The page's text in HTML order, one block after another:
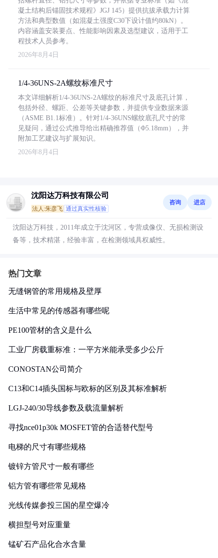
凝土结构后锚固技术规程》JGJ 145）提供抗拔承载力计算
方法和典型数值（如混凝土强度C30下设计值约80kN）。
内容涵盖安装要点、性能影响因素及选型建议，适用于工
程技术人员参考。
2026年8月4日
1/4-36UNS-2A螺纹标准尺寸
本文详细解析1/4-36UNS-2A螺纹的标准尺寸及底孔计算，
包括外径、螺距、公差等关键参数，并提供专业数据来源
（ASME B1.1标准）。针对1/4-36UNS螺纹底孔尺寸的常
见疑问，通过公式推导给出精确推荐值（Φ5.18mm），并
附加工艺建议与扩展知识。
2026年8月4日
沈阳达万科技有限公司
法人:朱彦飞 通过真实性核验
咨询 进店
沈阳达万科技，2011年成立于沈河区，专营成像仪、无损检测设
备等，技术精湛，经验丰富，在检测领域具权威性。
热门文章
无缝钢管的常用规格及壁厚
生活中常见的传感器有哪些呢
PE100管材的含义是什么
工业厂房载重标准：一平方米能承受多少公斤
CONOSTAN公司简介
C13和C14插头国标与欧标的区别及其标准解析
LGJ-240/30导线参数及载流量解析
寻找nce01p30k MOSFET管的合适替代型号
电梯的尺寸有哪些规格
镀锌方管尺寸一般有哪些
铝方管有哪些常见规格
光线传媒参投三国的星空爆冷
横担型号对应重量
锰矿石产品化合水含量